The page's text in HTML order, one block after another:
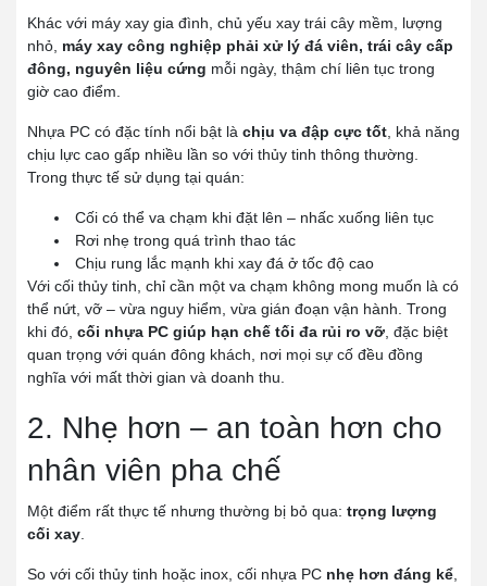
Khác với máy xay gia đình, chủ yếu xay trái cây mềm, lượng
nhỏ, máy xay công nghiệp phải xử lý đá viên, trái cây cấp
đông, nguyên liệu cứng mỗi ngày, thậm chí liên tục trong
giờ cao điểm.
Nhựa PC có đặc tính nổi bật là chịu va đập cực tốt , khả năng
chịu lực cao gấp nhiều lần so với thủy tinh thông thường.
Trong thực tế sử dụng tại quán:
Cối có thể va chạm khi đặt lên – nhấc xuống liên tục
Rơi nhẹ trong quá trình thao tác
Chịu rung lắc mạnh khi xay đá ở tốc độ cao
Với cối thủy tinh, chỉ cần một va chạm không mong muốn là có
thể nứt, vỡ – vừa nguy hiểm, vừa gián đoạn vận hành. Trong
khi đó, cối nhựa PC giúp hạn chế tối đa rủi ro vỡ , đặc biệt
quan trọng với quán đông khách, nơi mọi sự cố đều đồng
nghĩa với mất thời gian và doanh thu.
2. Nhẹ hơn – an toàn hơn cho
nhân viên pha chế
Một điểm rất thực tế nhưng thường bị bỏ qua: trọng lượng
cối xay
So với cối thủy tinh hoặc inox, cối nhựa PC nhẹ hơn đáng kể